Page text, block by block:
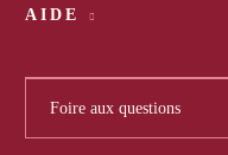
AIDE
Foire aux questions